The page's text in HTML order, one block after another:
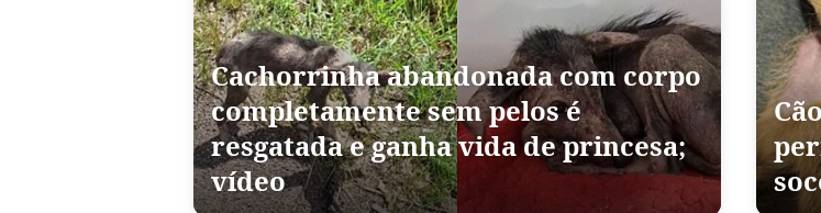
Cachorrinha abandonada com corpo
completamente sem pelos é
resgatada e ganha vida de princesa;
vídeo